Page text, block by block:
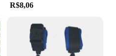
R$8,06